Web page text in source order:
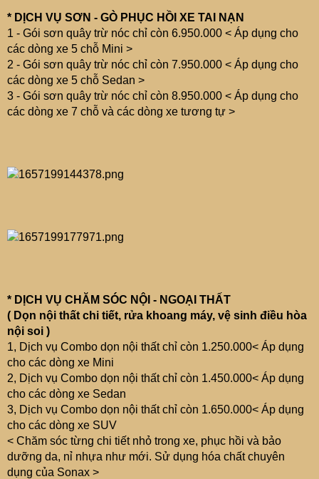
* DỊCH VỤ SƠN - GÒ PHỤC HỒI XE TAI NẠN
1 - Gói sơn quây trừ nóc chỉ còn 6.950.000 < Áp dụng cho
các dòng xe 5 chỗ Mini >
2 - Gói sơn quây trừ nóc chỉ còn 7.950.000 < Áp dụng cho
các dòng xe 5 chỗ Sedan >
3 - Gói sơn quây trừ nóc chỉ còn 8.950.000 < Áp dụng cho
các dòng xe 7 chỗ và các dòng xe tương tự >
* DỊCH VỤ CHĂM SÓC NỘI - NGOẠI THẤT
( Dọn nội thất chi tiết, rửa khoang máy, vệ sinh điều hòa
nội soi )
1, Dịch vụ Combo dọn nội thất chỉ còn 1.250.000< Áp dụng
cho các dòng xe Mini
2, Dịch vụ Combo dọn nội thất chỉ còn 1.450.000< Áp dụng
cho các dòng xe Sedan
3, Dịch vụ Combo dọn nội thất chỉ còn 1.650.000< Áp dụng
cho các dòng xe SUV
< Chăm sóc từng chi tiết nhỏ trong xe, phục hồi và bảo
dưỡng da, nỉ nhựa như mới. Sử dụng hóa chất chuyên
dụng của Sonax >